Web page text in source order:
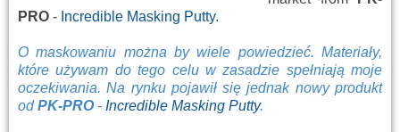
PRO - Incredible Masking Putty.
O maskowaniu można by wiele powiedzieć. Materiały,
które używam do tego celu w zasadzie spełniają moje
oczekiwania. Na rynku pojawił się jednak nowy produkt
odPK-PRO- Incredible Masking Putty.